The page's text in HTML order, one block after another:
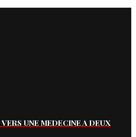
UNE MEDECINE A DEUX